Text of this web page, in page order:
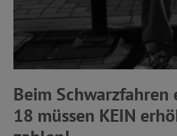
Beim
18 müssen KEIN